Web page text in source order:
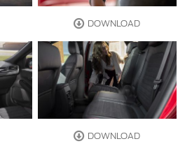
DOWNLOAD
DOWNLOAD